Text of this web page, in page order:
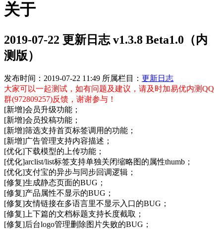
关于
2019-07-22 更新日志 v1.3.8 Beta1.0（内
测版）
发布时间：2019-07-22 11:49 所属栏目： 更新日志
大家可以一起测试，如有问题及建议，请及时加易优内测QQ
群(972809257)反馈，谢谢参与！
[新增]会员升级功能；
[新增]会员投稿功能；
[新增]筛选支持首页标签调用的功能；
[新增]广告管理支持内容描述；
[优化]下载模型的上传功能；
[优化]arclist/list标签支持单独关闭缩略图的属性thumb；
[优化]支付宝的异步与同步回调逻辑；
[修复]生成静态页面的BUG；
[修复]产品属性不显示的BUG；
[修复]友情链接在多语言里不显示入口的BUG；
[修复]上下篇的文档标题支持长度截取；
[修复]后台logo管理删除图片失败的BUG；